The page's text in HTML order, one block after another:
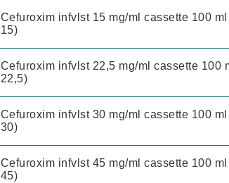
Cefuroxim infvlst 15 mg/ml cassette 100
15)
Cefuroxim infvlst 22,5 mg/ml cassette 100
22,5)
Cefuroxim infvlst 30 mg/ml cassette 100
30)
Cefuroxim infvlst 45 mg/ml cassette 100
45)